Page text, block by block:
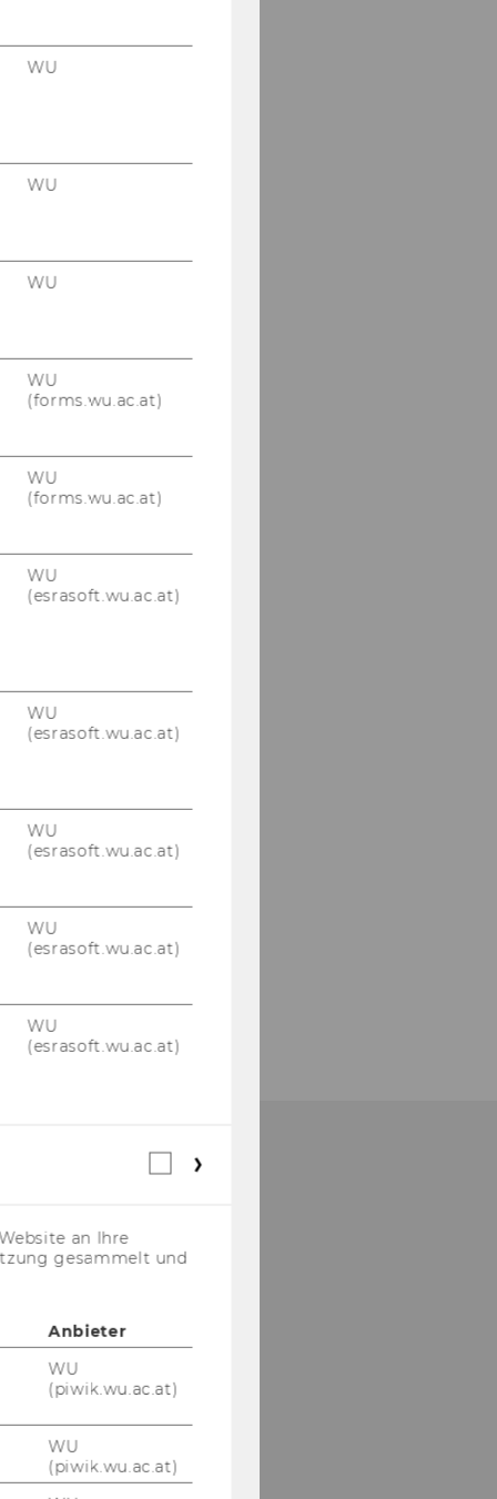
WU
WU
WU
WU
(forms.wu.ac.at)
WU
(forms.wu.ac.at)
WU
(esrasoft.wu.ac.at)
WU
(esrasoft.wu.ac.at)
WU
(esrasoft.wu.ac.at)
WU
(esrasoft.wu.ac.at)
WU
(esrasoft.wu.ac.at)
Webstatistik
an Ihre
gesammelt und
Anbieter
WU
(piwik.wu.ac.at)
WU
(piwik.wu.ac.at)